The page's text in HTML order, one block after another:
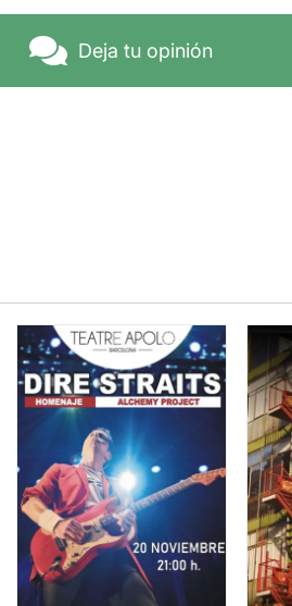
Deja tu opinión